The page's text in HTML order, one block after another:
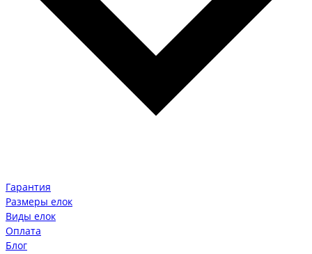
Гарантия
Размеры елок
Виды елок
Оплата
Блог